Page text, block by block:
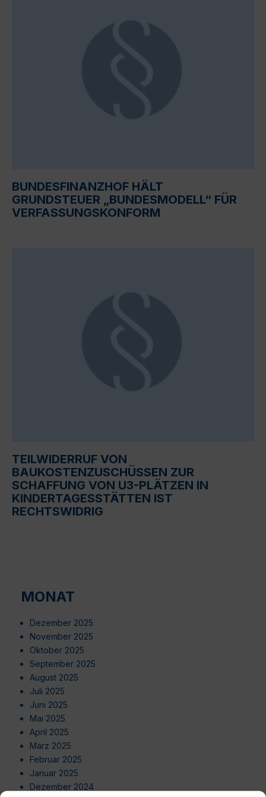
BUNDESFINANZHOF HÄLT
GRUNDSTEUER „BUNDESMODELL“ FÜR
VERFASSUNGSKONFORM
TEILWIDERRUF VON
BAUKOSTENZUSCHÜSSEN ZUR
SCHAFFUNG VON U3-PLÄTZEN IN
KINDERTAGESSTÄTTEN IST
RECHTSWIDRIG
MONAT
Dezember 2025
November 2025
Oktober 2025
September 2025
August 2025
Juli 2025
Juni 2025
Mai 2025
April 2025
März 2025
Februar 2025
Januar 2025
Dezember 2024